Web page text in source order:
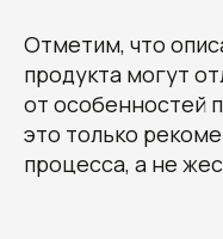
Отметим, что
продукта могут
от особенностей
это только
процесса, а не